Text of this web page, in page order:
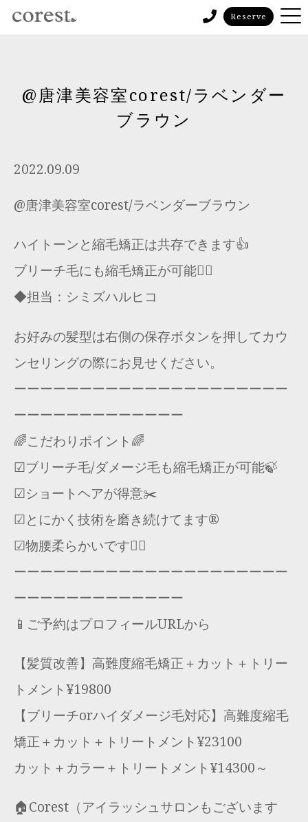
Reserve
@唐津美容室corest/ラベンダー
ブラウン
2022.09.09
@唐津美容室corest/ラベンダーブラウン
ハイトーンと縮毛矯正は共存できます👍
ブリーチ毛にも縮毛矯正が可能🙆‍♂️
◆担当：シミズハルヒコ
お好みの髪型は右側の保存ボタンを押してカウ
ンセリングの際にお見せください。
ーーーーーーーーーーーーーーーーーーーーー
ーーーーーーーーーーーーー
🌈こだわりポイント🌈
☑︎ブリーチ毛/ダメージ毛も縮毛矯正が可能🍃
☑︎ショートヘアが得意✂️
☑︎とにかく技術を磨き続けてます®️
☑︎物腰柔らかいです🙇‍♂️
ーーーーーーーーーーーーーーーーーーーーー
ーーーーーーーーーーーーー
📱ご予約はプロフィールURLから
【髪質改善】高難度縮毛矯正＋カット＋トリー
トメント¥19800
【ブリーチorハイダメージ毛対応】高難度縮毛
矯正＋カット＋トリートメント¥23100
カット＋カラー＋トリートメント¥14300～
🏠Corest（アイラッシュサロンもございます